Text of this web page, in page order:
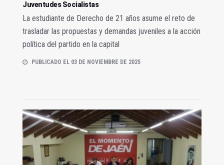
Juventudes Socialistas
La estudiante de Derecho de 21 años asume el reto de
trasladar las propuestas y demandas juveniles a la acción
política del partido en la capital
PUBLICADO EL 03 DE NOVIEMBRE DE 2025